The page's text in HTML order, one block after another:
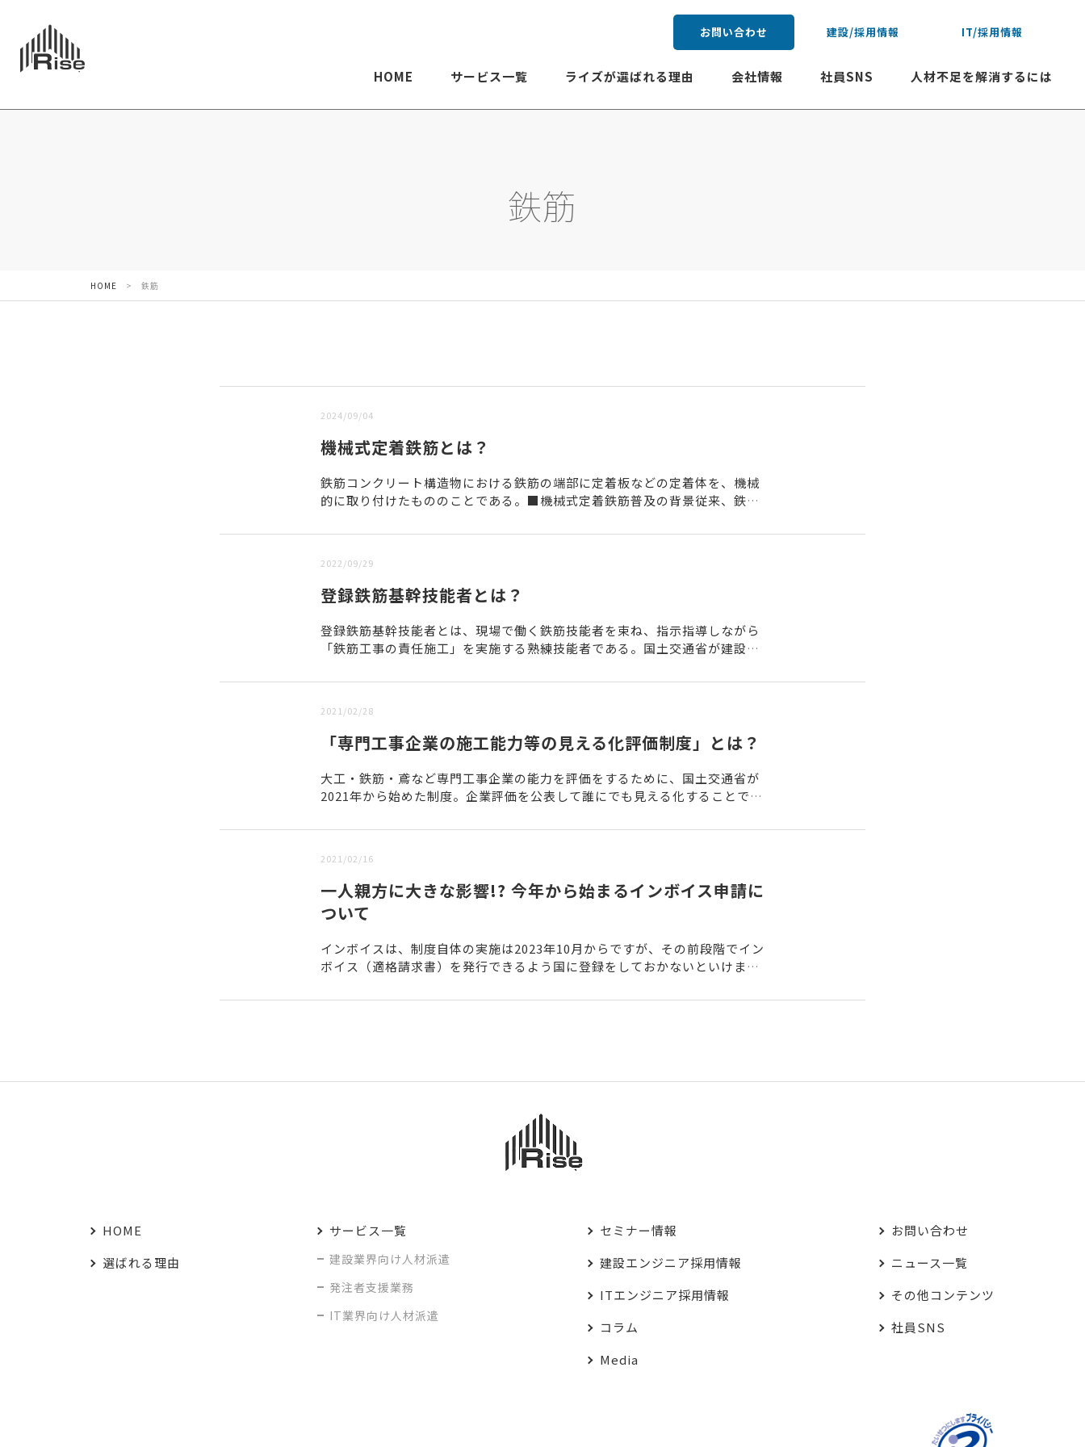
お問い合わせ 建設/採用情報 IT/採用情報
HOME サービス一覧 ライズが選ばれる理由 会社情報 社員SNS 人材不足を解消するには
鉄筋
HOME > 鉄筋
2024/09/04
機械式定着鉄筋とは？
鉄筋コンクリート構造物における鉄筋の端部に定着板などの定着体を、機械
的に取り付けたもののことである。■機械式定着鉄筋普及の背景従来、鉄筋
2022/09/29
登録鉄筋基幹技能者とは？
登録鉄筋基幹技能者とは、現場で働く鉄筋技能者を束ね、指示指導しながら
「鉄筋工事の責任施工」を実施する熟練技能者である。国土交通省が建設業
2021/02/28
「専門工事企業の施工能力等の見える化評価制度」とは？
大工・鉄筋・鳶など専門工事企業の能力を評価をするために、国土交通省が
2021年から始めた制度。企業評価を公表して誰にでも見える化することで、
2021/02/16
一人親方に大きな影響!? 今年から始まるインボイス申請に
ついて
インボイスは、制度自体の実施は2023年10月からですが、その前段階でイン
ボイス（適格請求書）を発行できるよう国に登録をしておかないといけませ
HOME
選ばれる理由
サービス一覧
建設業界向け人材派遣
発注者支援業務
IT業界向け人材派遣
セミナー情報
建設エンジニア採用情報
ITエンジニア採用情報
コラム
Media
お問い合わせ
ニュース一覧
その他コンテンツ
社員SNS